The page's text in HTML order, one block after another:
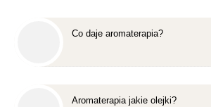
Co daje aromaterapia?
Aromaterapia jakie olejki?